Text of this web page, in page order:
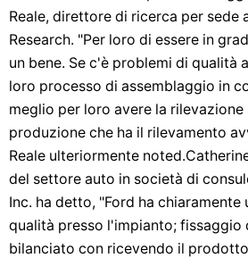
Reale, direttore di ricerca per sede
Research. "Per loro di essere in
un bene. Se c'è problemi di qualità
loro processo di assemblaggio in
meglio per loro avere la rilevazione
produzione che ha il rilevamento
Reale ulteriormente
del settore auto in società di
Inc. ha detto, "Ford ha chiaramente
qualità presso l'impianto; fissaggio
bilanciato con ricevendo il